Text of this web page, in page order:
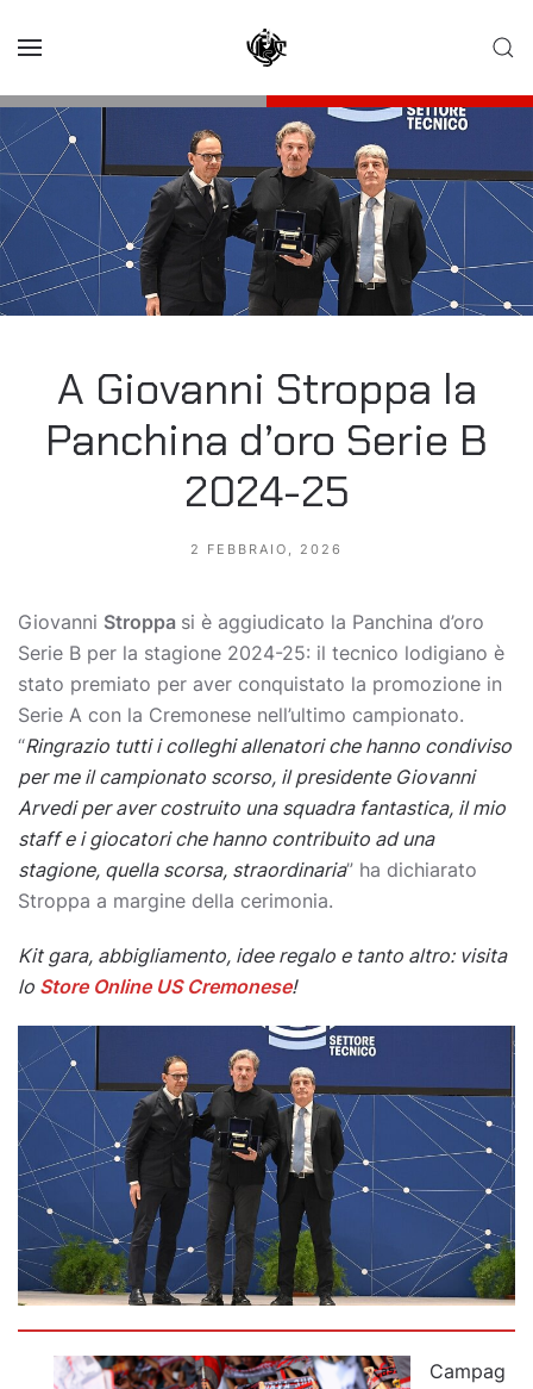
A Giovanni Stroppa la
Panchina d’oro Serie B
2024-25
2 FEBBRAIO, 2026
Giovanni Stroppa si è aggiudicato la Panchina d’oro
Serie B per la stagione 2024-25: il tecnico lodigiano è
stato premiato per aver conquistato la promozione in
Serie A con la Cremonese nell’ultimo campionato.
“Ringrazio tutti i colleghi allenatori che hanno condiviso
per me il campionato scorso, il presidente Giovanni
Arvedi per aver costruito una squadra fantastica, il mio
staff e i giocatori che hanno contribuito ad una
stagione, quella scorsa, straordinaria” ha dichiarato
Stroppa a margine della cerimonia.
Kit gara, abbigliamento, idee regalo e tanto altro: visita
lo Store Online US Cremonese!
Campag